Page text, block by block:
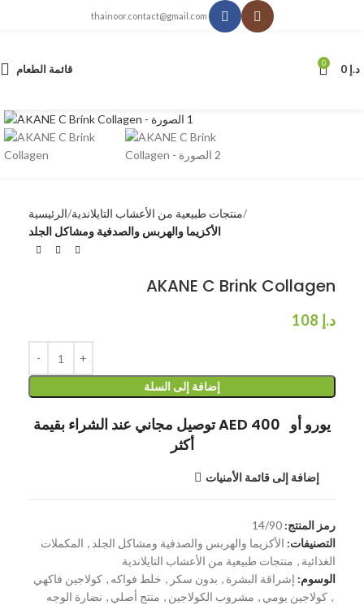
thainoor.contact@gmail.com
قائمة الطعام 0 د.إ
الرئيسية منتجات طبيعية من الأعشاب التايلاندية
الأكزيما والهربس والصدفية ومشاكل الجلد
AKANE C Brink Collagen
د.إ
إضافة إلى السلة
توصيل مجاني عند الشراء بقيمة AED 400 يورو أو
أكثر
إضافة إلى قائمة الأمنيات
رمز المنتج: 14/90
التصنيفات: الأكزيما والهربس والصدفية ومشاكل الجلد , المكملات
الغذائية , منتجات طبيعية من الأعشاب التايلاندية
الوسوم: إشراقة البشرة , بدون سكر , خلط فواكه , كولاجين فاكهي
, كولاجين يومي , مشروب الكولاجين , منتج أصلي , نضارة الوجه